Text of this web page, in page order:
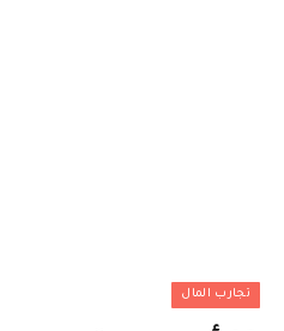
تجارب المال